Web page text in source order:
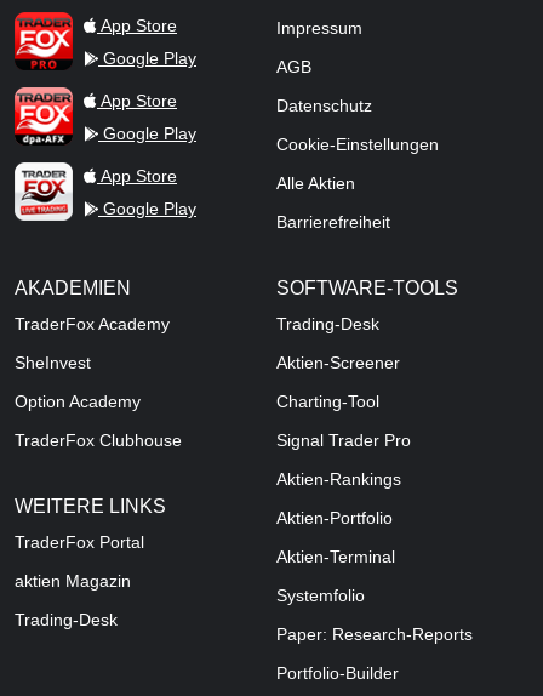
TraderFox ProApp Store
Google Play
TraderFox dpa-AFX ProFeed
App Store
Google Play
TraderFox Live Trading
App Store
Google Play
Impressum
AGB
Datenschutz
Cookie-Einstellungen
Alle Aktien
Barrierefreiheit
AKADEMIEN
TraderFox Academy
SheInvest
Option Academy
TraderFox Clubhouse
WEITERE LINKS
TraderFox Portal
aktien Magazin
Trading-Desk
SOFTWARE-TOOLS
Trading-Desk
Aktien-Screener
Charting-Tool
Signal Trader Pro
Aktien-Rankings
Aktien-Portfolio
Aktien-Terminal
Systemfolio
Paper: Research-Reports
Portfolio-Builder